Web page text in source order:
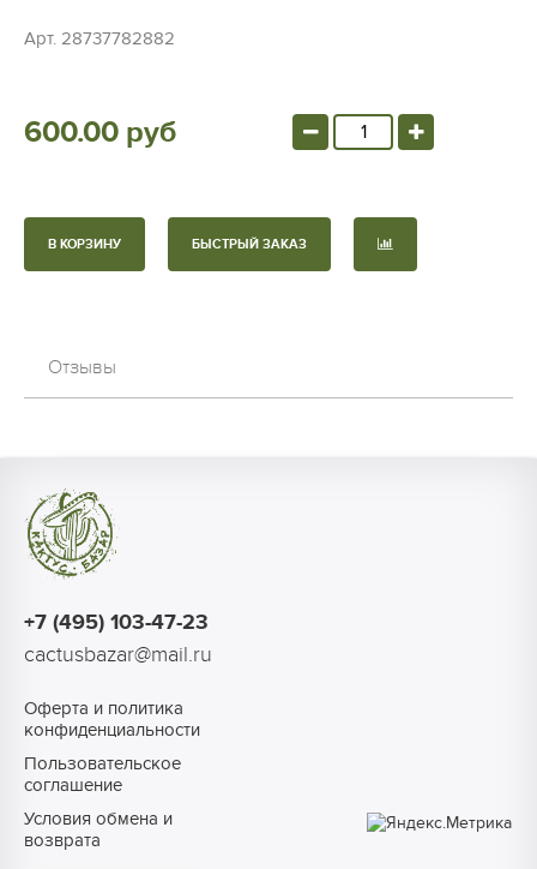
Арт. 28737782882
600.00 руб
В КОРЗИНУ БЫСТРЫЙ ЗАКАЗ
Отзывы
+7 (495) 103-47-23
cactusbazar@mail.ru
Оферта и политика
конфиденциальности
Пользовательское
соглашение
Условия обмена и
возврата